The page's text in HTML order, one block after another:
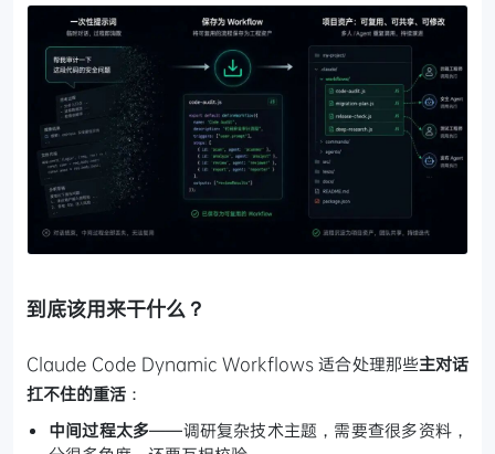
到底该用来干什么？
Claude Code Dynamic Workflows 适合处理那些主对话
扛不住的重活 ：
中间过程太多——调研复杂技术主题，需要查很多资料，